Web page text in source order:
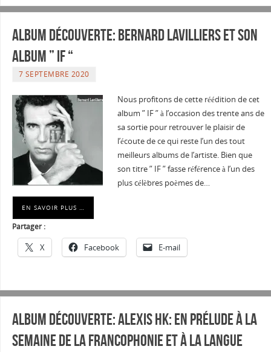
Album découverte: BERNARD LAVILLIERS et son
album ” IF “
7 SEPTEMBRE 2020
Nous profitons de cette réédition de cet
album ” IF ” à l’occasion des trente ans de
sa sortie pour retrouver le plaisir de
l’écoute de ce qui reste l’un des tout
meilleurs albums de l’artiste. Bien que
son titre ” IF ” fasse référence à l’un des
plus célèbres poèmes de…
EN SAVOIR PLUS …
Partager :
X Facebook E-mail
Album découverte: ALEXIS HK: En prélude à la
Semaine de la Francophonie et à la langue